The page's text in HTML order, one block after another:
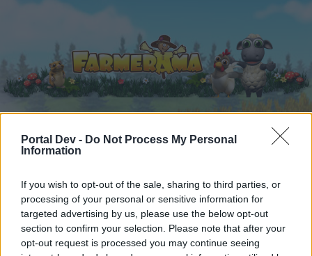
Portal Dev - Do Not Process My Personal
Information
If you wish to opt-out of the sale, sharing to third parties, or
processing of your personal or sensitive information for
targeted advertising by us, please use the below opt-out
section to confirm your selection. Please note that after your
opt-out request is processed you may continue seeing
Форуми ... Слухове и догадки - стари постове
Членове, харесали съобщение #103
Начало Форуми Календар